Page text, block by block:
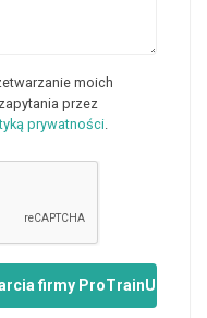
moich
przez
prywatności.
firmy ProTrainUp